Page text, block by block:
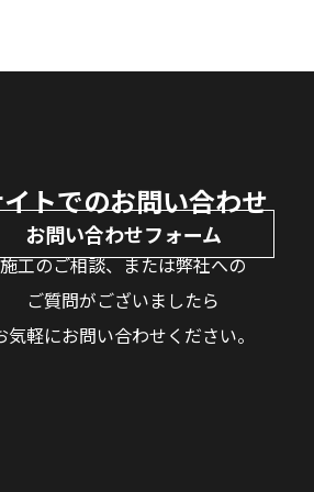
トでのお問い合わせ
お問い合わせフォーム
施工のご相談、または弊社への
ご質問がございましたら
気軽にお問い合わせください。